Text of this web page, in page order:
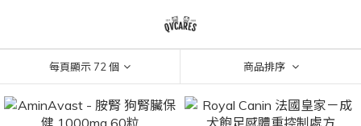
每頁顯示 72 個 商品排序